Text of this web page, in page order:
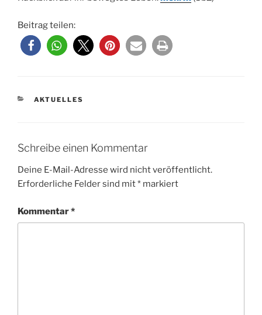
Beitrag teilen:
KATEGORIEN
AKTUELLES
Schreibe einen Kommentar
Deine E-Mail-Adresse wird nicht veröffentlicht.
Erforderliche Felder sind mit* markiert
Kommentar*